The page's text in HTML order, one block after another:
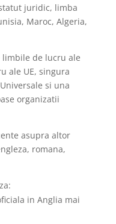
juridic, limba
Maroc, Algeria,
de lucru ale
ale UE, singura
si una
organizatii
asupra altor
romana,
in Anglia mai